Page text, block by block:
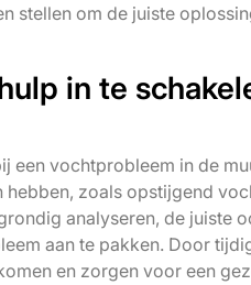
stellen om de juiste
in te
een vochtprobleem in de
zoals opstijgend
analyseren, de juiste
aan te pakken. Door
en zorgen voor een